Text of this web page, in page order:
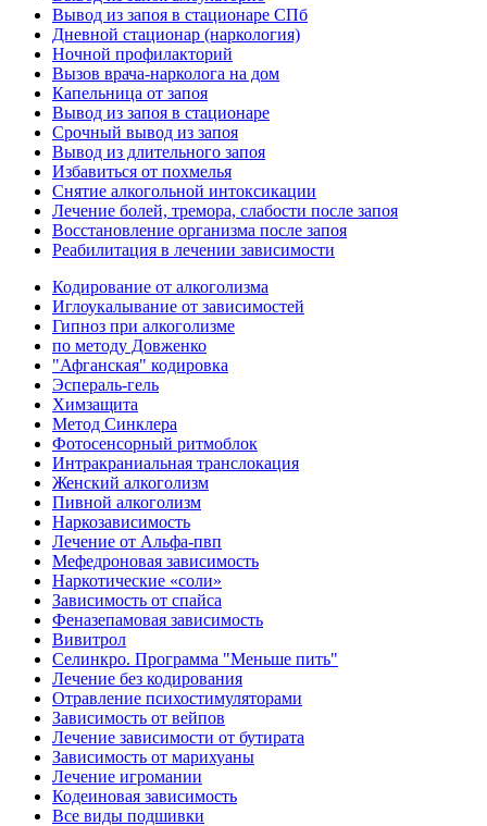
Вывод из запоя в стационаре СПб
Дневной стационар (наркология)
Ночной профилакторий
Вызов врача-нарколога на дом
Капельница от запоя
Вывод из запоя в стационаре
Срочный вывод из запоя
Вывод из длительного запоя
Избавиться от похмелья
Снятие алкогольной интоксикации
Лечение болей, тремора, слабости после запоя
Восстановление организма после запоя
Реабилитация в лечении зависимости
Кодирование от алкоголизма
Иглоукалывание от зависимостей
Гипноз при алкоголизме
по методу Довженко
"Афганская" кодировка
Эспераль-гель
Химзащита
Метод Синклера
Фотосенсорный ритмоблок
Интракраниальная транслокация
Женский алкоголизм
Пивной алкоголизм
Наркозависимость
Лечение от Альфа-пвп
Мефедроновая зависимость
Наркотические «соли»
Зависимость от спайса
Феназепамовая зависимость
Вивитрол
Селинкро. Программа "Меньше пить"
Лечение без кодирования
Отравление психостимуляторами
Зависимость от вейпов
Лечение зависимости от бутирата
Зависимость от марихуаны
Лечение игромании
Кодеиновая зависимость
Все виды подшивки